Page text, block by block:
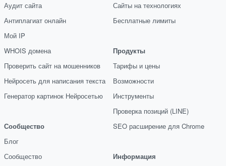
Аудит сайта
Антиплагиат онлайн
Мой IP
WHOIS домена
Проверить сайт на мошенников
Нейросеть для написания текста
Генератор картинок Нейросетью
Сообщество
Блог
Сообщество
Сайты на технологиях
Бесплатные лимиты
Продукты
Тарифы и цены
Возможности
Инструменты
Проверка позиций (LINE)
SEO расширение для Chrome
Информация